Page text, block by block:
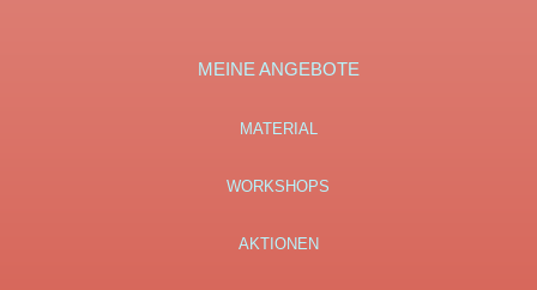
MEINE ANGEBOTE
MATERIAL
WORKSHOPS
AKTIONEN